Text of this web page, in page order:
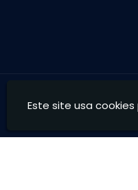
CNPJ:
Este site usa